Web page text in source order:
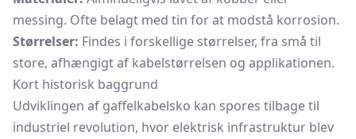
messing. Ofte belagt med tin for at modstå korrosion.
Størrelser: Findes i forskellige størrelser, fra små til
store, afhængigt af kabelstørrelsen og applikationen.
Kort historisk baggrund
Udviklingen af gaffelkabelsko kan spores tilbage til
industriel revolution, hvor elektrisk infrastruktur blev